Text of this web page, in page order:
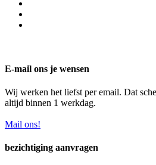
E-mail ons je wensen
Wij werken het liefst per email. Dat
altijd binnen 1 werkdag.
Mail ons!
bezichtiging aanvragen